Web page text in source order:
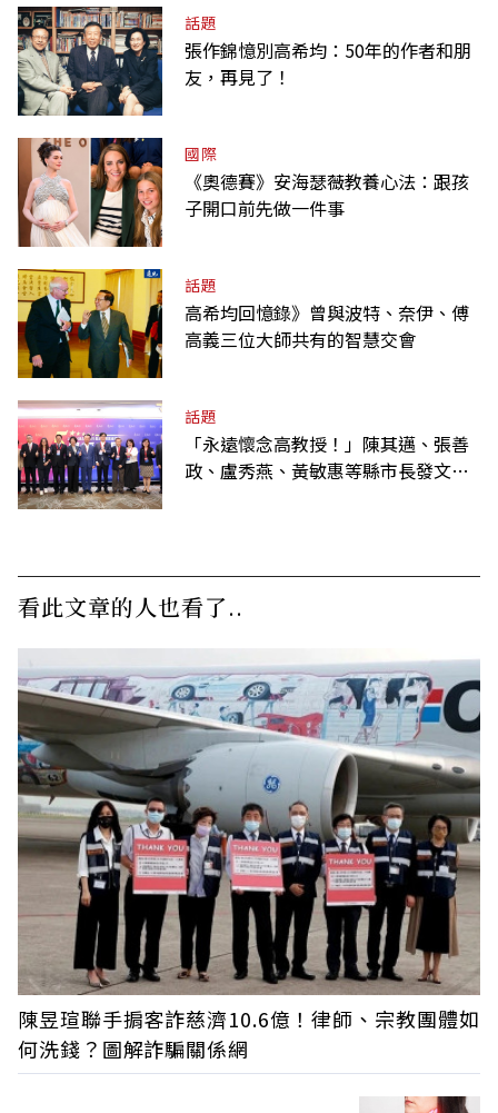
話題
張作錦憶別高希均：50年的作者和朋
友，再見了！
國際
《奧德賽》安海瑟薇教養心法：跟孩
子開口前先做一件事
話題
高希均回憶錄》曾與波特、奈伊、傅
高義三位大師共有的智慧交會
話題
「永遠懷念高教授！」陳其邁、張善
政、盧秀燕、黃敏惠等縣市長發文弔
看此文章的人也看了..
陳昱瑄聯手掮客詐慈濟10.6億！律師、宗教團體如
何洗錢？圖解詐騙關係網